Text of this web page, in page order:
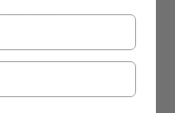
35,00 €